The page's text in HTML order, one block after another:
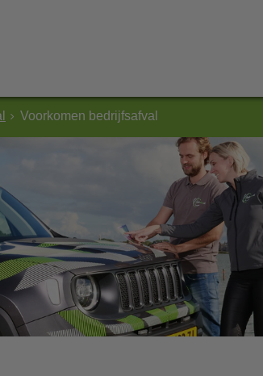
Voorkomen bedrijfsafval